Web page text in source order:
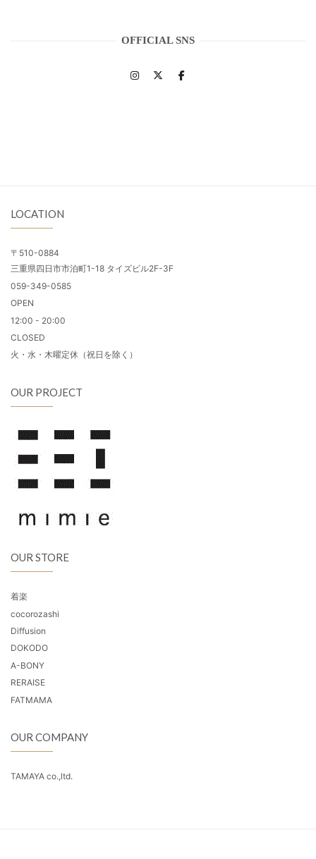
OFFICIAL SNS
LOCATION
〒510-0884
三重県四日市市泊町1-18 タイズビル2F-3F
059-349-0585
OPEN
12:00 - 20:00
CLOSED
火・水・木曜定休（祝日を除く）
OUR PROJECT
OUR STORE
着楽
cocorozashi
Diffusion
DOKODO
A-BONY
RERAISE
FATMAMA
OUR COMPANY
TAMAYA co.,ltd.